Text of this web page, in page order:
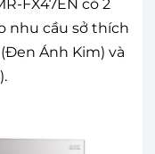
FX47EN có 2
nhu cầu sở thích
Ánh Kim) và